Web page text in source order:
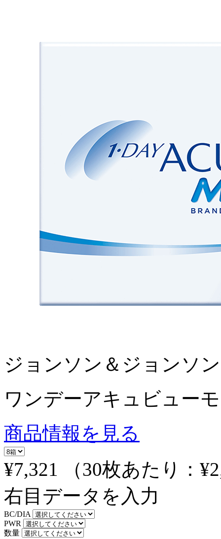
ジョンソン＆ジョンソン
ワンデーアキュビュー
商品情報を見る
¥7,321
（30枚あたり：
右目データを入力
BC/DIA
PWR
数量